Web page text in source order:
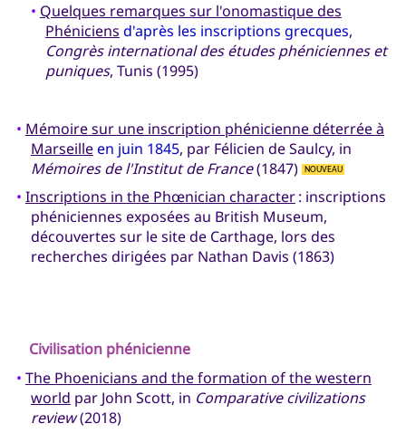
• Quelques remarques sur l'onomastique des
Phéniciens d'après les inscriptions grecques,
Congrès international des études phéniciennes et
puniques, Tunis (1995)
• Mémoire sur une inscription phénicienne déterrée à
Marseilleen juin 1845, par Félicien de Saulcy, in
Mémoires de l'Institut de France(1847) NOUVEAU
• Inscriptions in the Phœnician character: inscriptions
phéniciennes exposées au British Museum,
découvertes sur le site de Carthage, lors des
recherches dirigées par Nathan Davis (1863)
Civilisation phénicienne
• The Phoenicians and the formation of the western
world par John Scott, in Comparative civilizations
review(2018)